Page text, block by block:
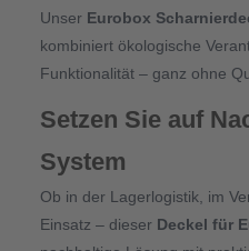
Unser Eurobox
kombiniert ökologische
Funktionalität – ganz ohne
Setzen Sie auf
System
Ob in der Lagerlogistik, im
Einsatz – dieser Deckel für